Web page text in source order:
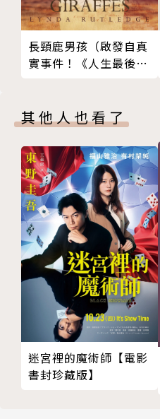
【寫經典系列概念】
寫字，是一種身體記憶。
抄寫經典小說，是許多作
透過手抄慢讀，讓美好的
成你獨有的表述方式。
沒有成為作家的意圖？
藉著抄寫，可以練習現代
①療癒心靈
用眼睛讀，用心寫。
寫下句子，在跟閱讀不同
的感受。
②寫出能讓更多人反饋的
社群時代，想要自己文字
怎麼寫。才能達到這個目
最有效的方式就是，一字
一天15分鐘，動手寫，養
22
23
27
長頸鹿男孩（啟發自真
實事件！《人生最後一
其他人也看了
迷宮裡的魔術師【電影
書封珍藏版】